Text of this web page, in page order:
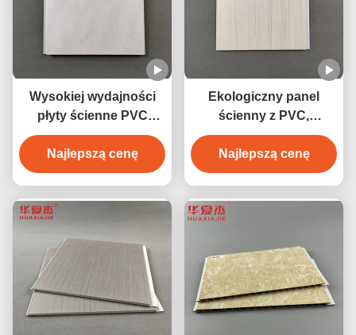
Wysokiej wydajności
płyty ścienne PVC
odporne na wilgoć z
marmurową konstrukcją
Najlepszą cenę
Ekologiczny panel
ścienny z PVC,
laminowany,
dekoracyjny panel PVC
do ścian domowych
Najlepszą cenę